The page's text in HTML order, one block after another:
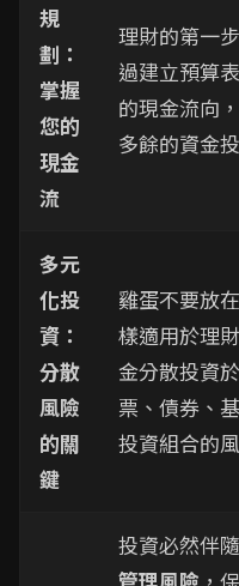
規
劃：
掌握
您的
現金
流
理財的第一
過建立預算
的現金流向
多餘的資金
多元
化投
資：
分散
風險
的關
鍵
雞蛋不要放
樣適用於理
金分散投資
票、債券、
投資組合的
投資必然伴